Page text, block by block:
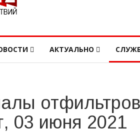
АКТУАЛЬНО
03 июня 2021